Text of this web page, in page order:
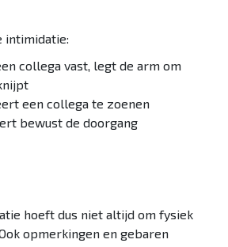
intimidatie:
collega vast, legt de arm om
een collega te zoenen
bewust de doorgang
hoeft dus niet altijd om fysiek
opmerkingen en gebaren